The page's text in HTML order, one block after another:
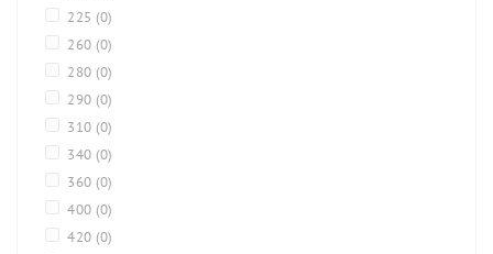
225 (0)
260 (0)
280 (0)
290 (0)
310 (0)
340 (0)
360 (0)
400 (0)
420 (0)